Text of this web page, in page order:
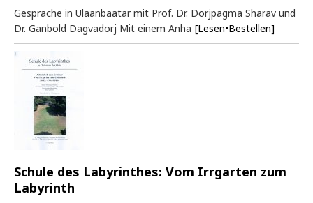
Gespräche in Ulaanbaatar mit Prof. Dr. Dorjpagma Sharav und
Dr. Ganbold Dagvadorj Mit einem Anha [Lesen•Bestellen]
Schule des Labyrinthes: Vom Irrgarten zum
Labyrinth